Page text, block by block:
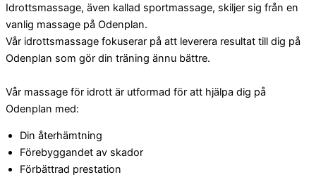
Idrottsmassage, även kallad sportmassage, skiljer sig från en
vanlig massage på Odenplan.
Vår idrottsmassage fokuserar på att leverera resultat till dig på
Odenplan som gör din träning ännu bättre.
Vår massage för idrott är utformad för att hjälpa dig på
Odenplan med:
Din återhämtning
Förebyggandet av skador
Förbättrad prestation